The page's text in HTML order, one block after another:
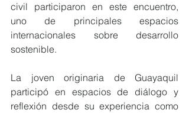
civil participaron en este encuentro,
uno de principales espacios
internacionales sobre desarrollo
sostenible.
La joven originaria de Guayaquil
participó en espacios de diálogo y
reflexión desde su experiencia como